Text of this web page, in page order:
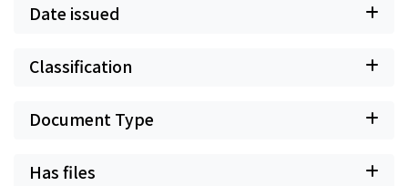
Date issued
Classification
Document Type
Has files